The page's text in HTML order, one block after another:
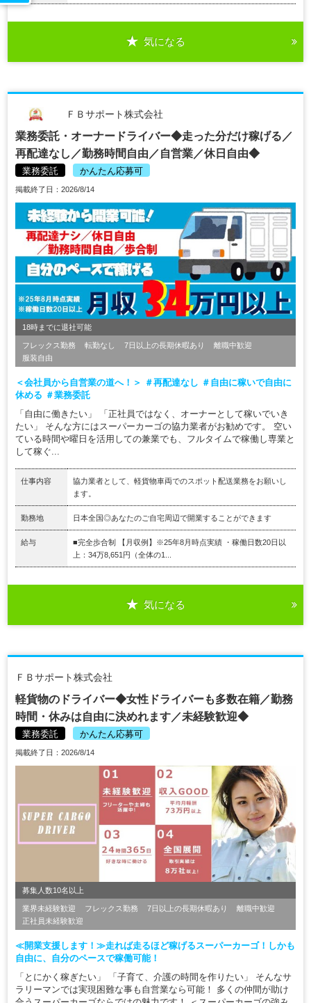
気になる
ＦＢサポート株式会社
業務委託・オーナードライバー◆走った分だけ稼げる／
再配達なし／勤務時間自由／自営業／休日自由◆
業務委託 かんたん応募可
掲載終了日：2026/8/14
18時までに退社可能
フレックス勤務 転勤なし 7日以上の長期休暇あり
離職中歓迎
服装自由
＜会社員から自営業の道へ！＞ ＃再配達なし ＃自由に稼いで自由に
休める ＃業務委託
「自由に働きたい」 「正社員ではなく、オーナーとして稼いでいき
たい」 そんな方にはスーパーカーゴの協力業者がお勧めです。 空い
ている時間や曜日を活用しての兼業でも、フルタイムで稼働し専業と
して稼ぐ...
仕事内容
協力業者として、軽貨物車両でのスポット配送業務をお願いし
ます。
勤務地 日本全国◎あなたのご自宅周辺で開業することができます
給与
■完全歩合制 【月収例】※25年8月時点実績 ・稼働日数20日以
上：34万8,651円（全体の1...
気になる
ＦＢサポート株式会社
軽貨物のドライバー◆女性ドライバーも多数在籍／勤務
時間・休みは自由に決めれます／未経験歓迎◆
業務委託 かんたん応募可
掲載終了日：2026/8/14
募集人数10名以上
業界未経験歓迎 フレックス勤務 7日以上の長期休暇あり
離職中歓迎
正社員未経験歓迎
≪開業支援します！≫走れば走るほど稼げるスーパーカーゴ！しかも
自由に、自分のペースで稼働可能！
「とにかく稼ぎたい」 「子育て、介護の時間を作りたい」 そんなサ
ラリーマンでは実現困難な事も自営業なら可能！ 多くの仲間が助け